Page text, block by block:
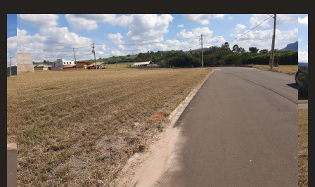
Cadastre
seu
Imóvel
Simulador
Financeiro
Localização
Contato